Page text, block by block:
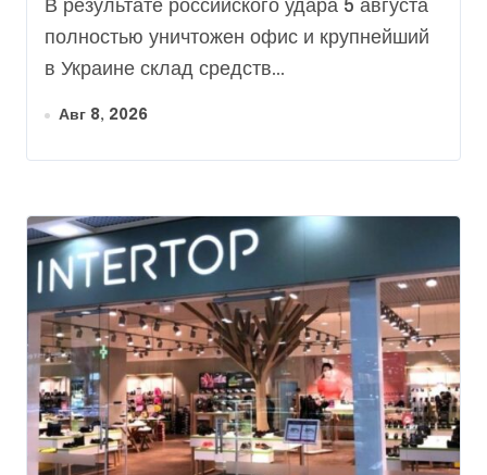
В результате российского удара 5 августа
полностью уничтожен офис и крупнейший
в Украине склад средств...
Авг 8, 2026